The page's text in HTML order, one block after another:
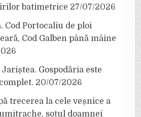
batimetrice 27/07/2026
Cod Portocaliu de ploi
Cod Galben până mâine
Gospodăria este
20/07/2026
trecerea la cele veșnice a
soțul doamnei